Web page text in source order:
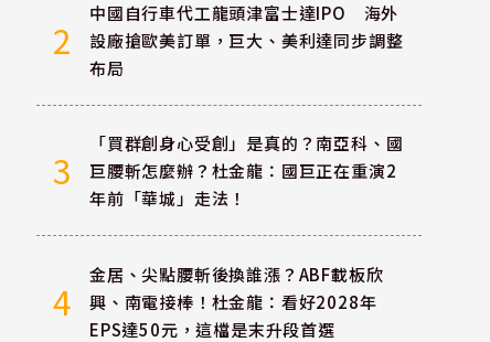
2
中國自行車代工龍頭津富士達IPO 海外
設廠搶歐美訂單，巨大、美利達同步調整
布局
3
「買群創身心受創」是真的？南亞科、國
巨腰斬怎麼辦？杜金龍：國巨正在重演2
年前「華城」走法！
4
金居、尖點腰斬後換誰漲？ABF載板欣
興、南電接棒！杜金龍：看好2028年
EPS達50元，這檔是末升段首選